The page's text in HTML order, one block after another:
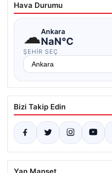
Hava Durumu
☁Ankara
NaN°C
ŞEHIR SEÇ
Bizi Takip Edin